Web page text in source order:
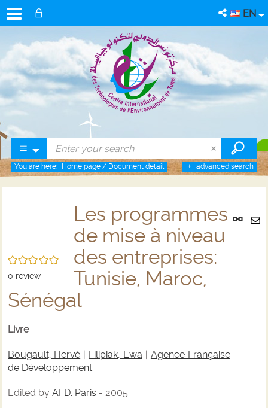
EN
advanced search
You are here: Home page / Document detail
link
/5
0 review
Les programmes
de mise à niveau
des entreprises:
Tunisie, Maroc,
Sénégal
Livre
Bougault, Hervé | Filipiak, Ewa | Agence Française
de Développement
Edited by AFD. Paris - 2005